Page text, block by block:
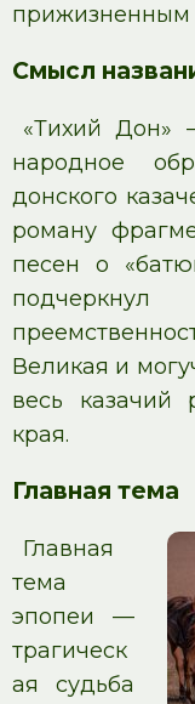
прижизненным
Смысл
«Тихий Дон»
народное
донского
роману
песен о
Великая и
весь казачий
края.
Главная тема
Главная
тема
эпопеи —
трагическ
ая судьба